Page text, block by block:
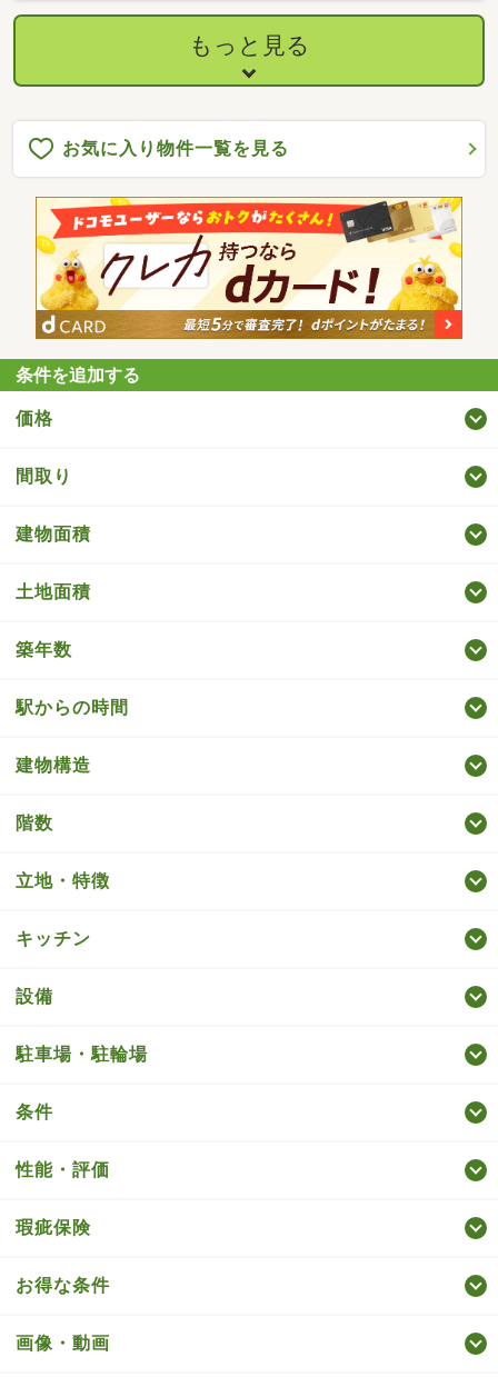
もっと見る
お気に入り物件一覧を見る
条件を追加する
価格
間取り
建物面積
土地面積
築年数
駅からの時間
建物構造
階数
立地・特徴
キッチン
設備
駐車場・駐輪場
条件
性能・評価
瑕疵保険
お得な条件
画像・動画